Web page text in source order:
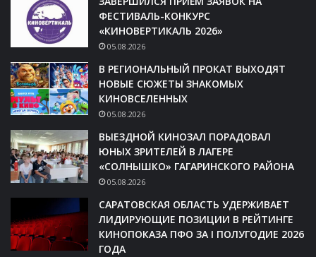
ФЕСТИВАЛЬ-КОНКУРС
«КИНОВЕРТИКАЛЬ 2026»
05.08.2026
В РЕГИОНАЛЬНЫЙ ПРОКАТ ВЫХОДЯТ
НОВЫЕ СЮЖЕТЫ ЗНАКОМЫХ
КИНОВСЕЛЕННЫХ
05.08.2026
ВЫЕЗДНОЙ КИНОЗАЛ ПОРАДОВАЛ
ЮНЫХ ЗРИТЕЛЕЙ В ЛАГЕРЕ
«СОЛНЫШКО» ГАГАРИНСКОГО РАЙОНА
05.08.2026
САРАТОВСКАЯ ОБЛАСТЬ УДЕРЖИВАЕТ
ЛИДИРУЮЩИЕ ПОЗИЦИИ В РЕЙТИНГЕ
КИНОПОКАЗА ПФО ЗА I ПОЛУГОДИЕ 2026
ГОДА